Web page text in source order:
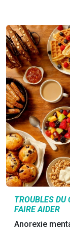
TROUBLES
FAIRE AIDER
Anorexie